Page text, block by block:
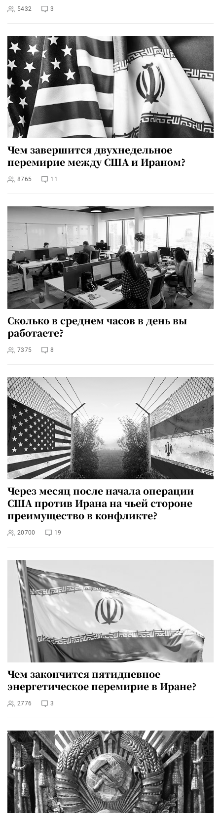
5432 3
Чем завершится двухнедельное
перемирие между США и Ираном?
8765 11
Сколько в среднем часов в день вы
работаете?
7375 8
Через месяц после начала операции
США против Ирана на чьей стороне
преимущество в конфликте?
20700 19
Чем закончится пятидневное
энергетическое перемирие в Иране?
2776 3